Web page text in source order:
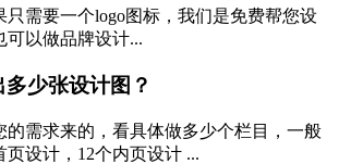
只需要一个logo图标，我们是免费帮您设
可以做品牌设计...
少张设计图？
的需求来的，看具体做多少个栏目，一般
页设计，12个内页设计 ...